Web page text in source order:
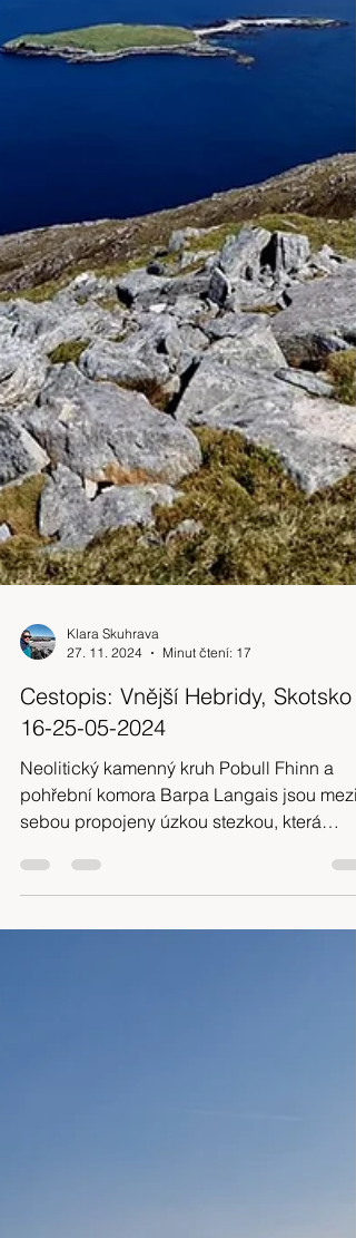
Klara Skuhrava
27. 11. 2024
Cestopis: Vnější Hebridy, Skotsko
16-25-05-2024
Neolitický kamenný kruh Pobull Fhinn a